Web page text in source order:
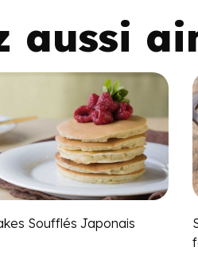
aussi
Soufflés Japonais